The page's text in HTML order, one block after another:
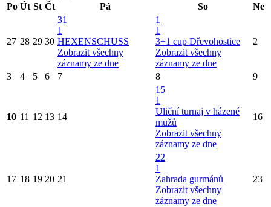
Po Út St Čt Pá So Ne
27 28 29 30
31
1
HEXENSCHUSS
Zobrazit všechny
záznamy ze dne
1
1
3+1 cup Dřevohostice
Zobrazit všechny
záznamy ze dne
2
3 4 5 6 7 8 9
10 11 12 13 14
15
1
Uliční turnaj v házené
mužů
Zobrazit všechny
záznamy ze dne
16
17 18 19 20 21
22
1
Zahrada gurmánů
Zobrazit všechny
záznamy ze dne
23